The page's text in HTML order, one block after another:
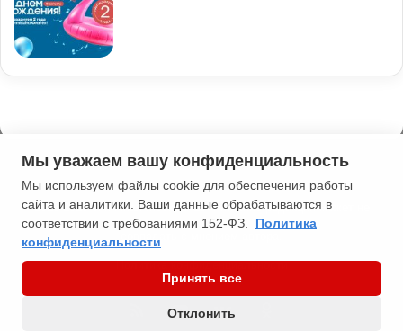
2013-2026 Типичная Москва. 16+. Мнение редакции может не
Политика конфиденциальности
RSS YouTubevk.com
Мы уважаем вашу конфиденциальность
Мы используем файлы cookie для обеспечения работы
сайта и аналитики. Ваши данные обрабатываются в
соответствии с требованиями 152-ФЗ.
Политика
конфиденциальности
Принять все
Отклонить